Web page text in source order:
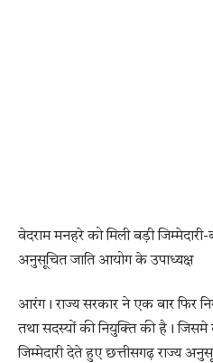
वेदराम मनहरे को मिली बड़ी
अनुसूचित जाति आयोग के उपाध्यक्ष
आरंग। राज्य सरकार ने एक बार फिर
तथा सदस्यों की नियुक्ति की है।
जिम्मेदारी देते हुए छत्तीसगढ़ राज्य